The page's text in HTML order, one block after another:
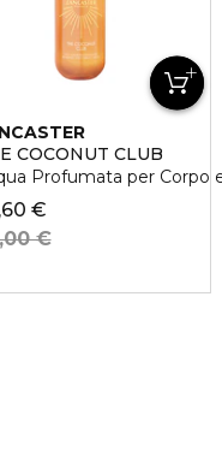
COCONUT CLUB
Profumata per Corpo
€
€